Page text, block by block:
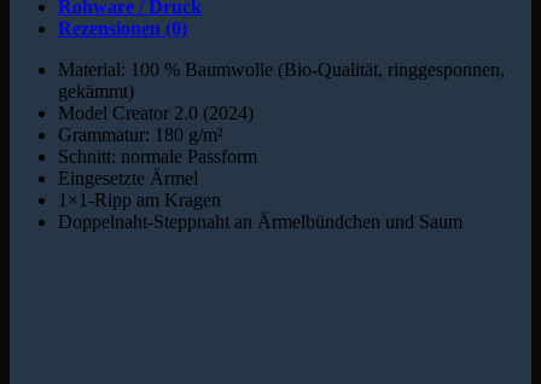
Rohware / Druck
Rezensionen (0)
Material: 100 % Baumwolle (Bio-Qualität, ringgesponnen,
gekämmt)
Model Creator 2.0 (2024)
Grammatur: 180 g/m²
Schnitt: normale Passform
Eingesetzte Ärmel
1×1-Ripp am Kragen
Doppelnaht-Steppnaht an Ärmelbündchen und Saum